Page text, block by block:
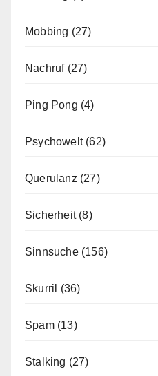
Mobbing (27)
Nachruf(27)
Ping Pong (4)
Psychowelt(62)
Querulanz (27)
Sicherheit(8)
Sinnsuche(156)
Skurril (36)
Spam(13)
Stalking (27)